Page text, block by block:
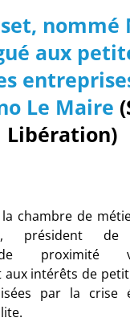
nommé
aux
Le Maire
Libération)
chambre de
président
de proximité
intérêts de
par la crise